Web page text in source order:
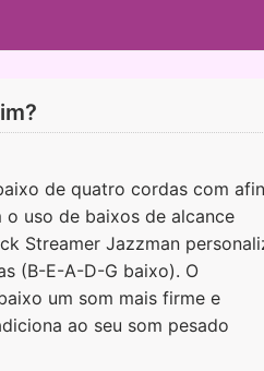
de quatro cordas com
uso de baixos de alcance
Streamer Jazzman
(B-E-A-D-G baixo). O
um som mais firme e
ao seu som pesado